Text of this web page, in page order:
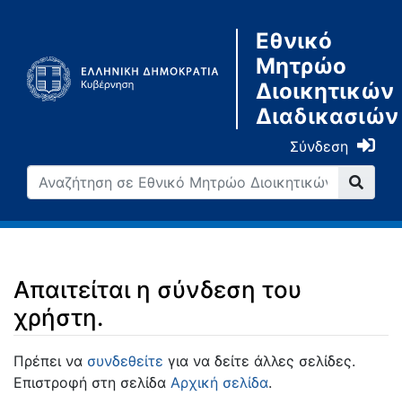
Εθνικό
Μητρώο
Διοικητικών
Διαδικασιών
Σύνδεση
Απαιτείται η σύνδεση του
χρήστη.
Μετάβαση σε:πλοήγηση,αναζήτηση
Πρέπει να συνδεθείτε για να δείτε άλλες σελίδες.
Επιστροφή στη σελίδα Αρχική σελίδα.